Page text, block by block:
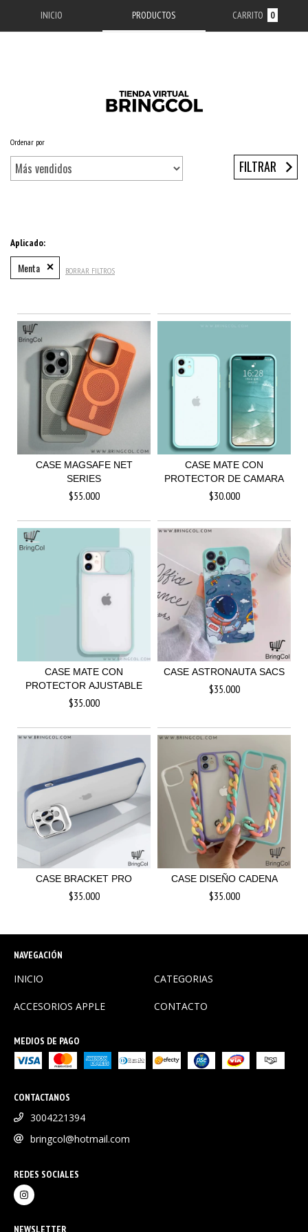
INICIO PRODUCTOS CARRITO 0
Inicio / ACCESORIOS APPLE
Ordenar por
FILTRAR
Aplicado:
Menta BORRAR FILTROS
CASE MAGSAFE NET
SERIES
$55.000
CASE MATE CON
PROTECTOR DE CAMARA
$30.000
CASE MATE CON
PROTECTOR AJUSTABLE
$35.000
CASE ASTRONAUTA SACS
$35.000
CASE BRACKET PRO
$35.000
CASE DISEÑO CADENA
$35.000
NAVEGACIÓN
INICIO CATEGORIAS
ACCESORIOS APPLE CONTACTO
MEDIOS DE PAGO
CONTACTANOS
3004221394
bringcol@hotmail.com
REDES SOCIALES
NEWSLETTER